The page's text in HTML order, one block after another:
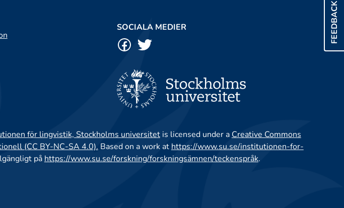
FEEDBACK
SOCIALA MEDIER
för lingvistik, Stockholms universitetis licensed under a Creative Commons
(CC BY-NC-SA 4.0). Based on a work at https://www.su.se/institutionen-for-
på https://www.su.se/forskning/forskningsämnen/teckenspråk.